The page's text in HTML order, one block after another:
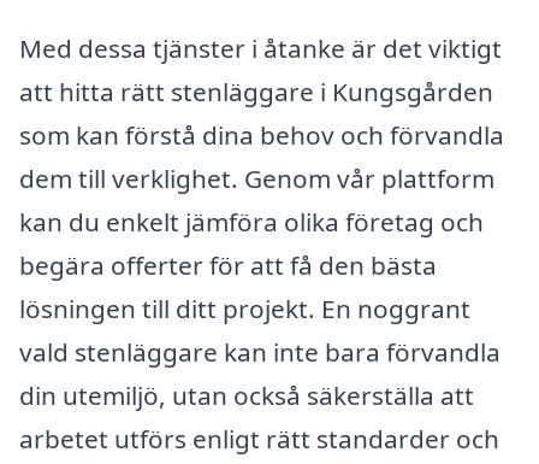
Med dessa tjänster i åtanke är det viktigt
att hitta rätt stenläggare i Kungsgården
som kan förstå dina behov och förvandla
dem till verklighet. Genom vår plattform
kan du enkelt jämföra olika företag och
begära offerter för att få den bästa
lösningen till ditt projekt. En noggrant
vald stenläggare kan inte bara förvandla
din utemiljö, utan också säkerställa att
arbetet utförs enligt rätt standarder och